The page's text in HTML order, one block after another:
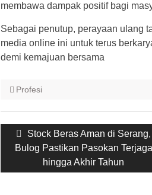
membawa dampak positif bagi
Sebagai penutup, perayaan ulang
media online ini untuk terus
demi kemajuan bersama
Profesi
Post
navigation
Previous
post:
Stock Beras Aman di Serang,
Bulog Pastikan Pasokan Terjaga
hingga Akhir Tahun